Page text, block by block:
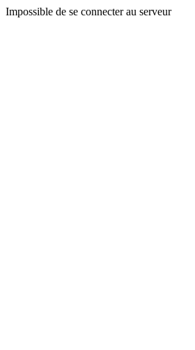
Impossible de se connecter au serveur